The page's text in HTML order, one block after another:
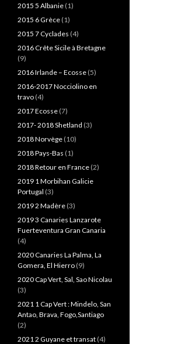
2015 5 Albanie (1)
2015 6 Grèce (1)
2015 7 Cyclades (4)
2016 Crête Sicile à Bretagne
(9)
2016 Irlande – Ecosse (5)
2016-2017 Nocciolino en
travo (4)
2017 Ecosse (7)
2017- 2018 Shetland (3)
2018 Norvège (10)
2018 Pays-Bas (1)
2018 Retour en France (2)
2019 1 Morbihan Galicie
Portugal (3)
2019 2 Madère (3)
2019 3 Canaries Lanzarote
Fuerteventura Gran Canaria
(4)
2020 Canaries La Palma, La
Gomera, El Hierro (9)
2020 Cap Vert, Sal, Sao Nicolau
(3)
2021 1 Cap Vert : Mindelo, San
Antao, Brava, Fogo,Santiago
(2)
2021 2 Guyane et transat (4)